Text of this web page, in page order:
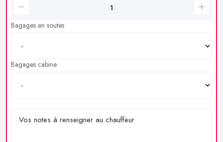
Bagages en soutes
Bagages cabine